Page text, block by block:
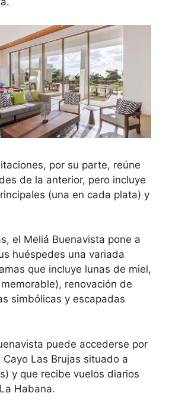
por su parte, reúne
de la anterior, pero incluye
(una en cada plata) y
el Meliá Buenavista pone a
huéspedes una variada
que incluye lunas de miel,
renovación de
simbólicas y escapadas
puede accederse por
Las Brujas situado a
y que recibe vuelos diarios
Habana.